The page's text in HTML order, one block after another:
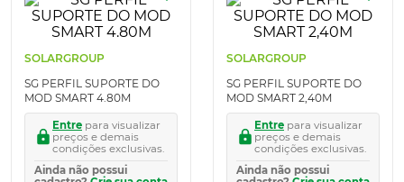
SOLARGROUP
SG PERFIL SUPORTE DO
MOD SMART 4.80M
Entre para visualizar
preços e demais
condições exclusivas.
Ainda não possui
SOLARGROUP
SG PERFIL SUPORTE DO
MOD SMART 2,40M
Entre para visualizar
preços e demais
condições exclusivas.
Ainda não possui